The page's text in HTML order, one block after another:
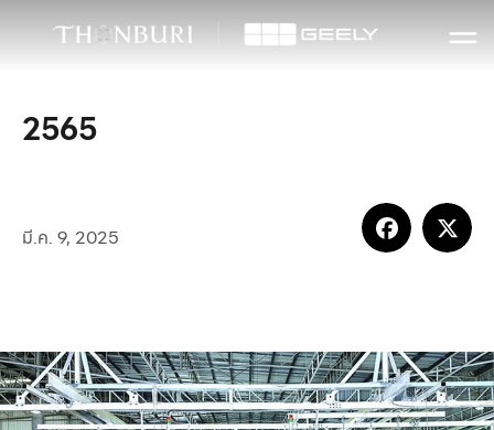
2565
มี.ค. 9, 2025